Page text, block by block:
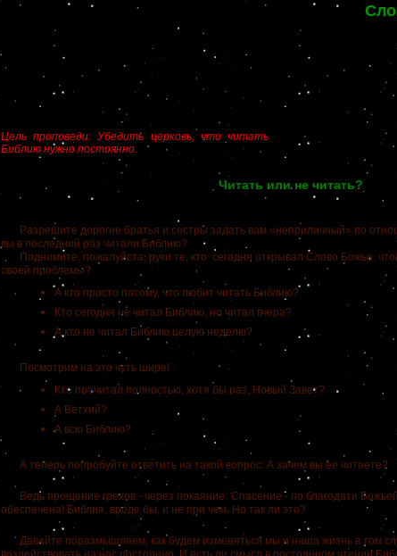
Цель проповеди: Убедить церковь, что читать
Библию нужно постоянно.
Читать или не читать?
Разрешите дорогие братья и сестры задать вам «неприличный» по
вы в последний раз читали Библию?
Поднимите, пожалуйста, руки те, кто сегодня открывал Слово Божье,
своей проблемы?
А кто просто потому, что любит читать Библию?
Кто сегодня не читал Библию, но читал вчера?
А кто не читал Библию целую неделю?
Посмотрим на это чуть шире!
Кто прочитал полностью, хотя бы раз, Новый Завет?
А Ветхий?
А всю Библию?
А теперь попробуйте ответить на такой вопрос: А зачем вы ее читаете?
Ведь прощение грехов - через покаяние. Спасение - по благодати
обеспечена! Библия, вроде бы, и не при чем. Но так ли это?
Давайте поразмышляем, как будем изменяться мы и наша жизнь в том